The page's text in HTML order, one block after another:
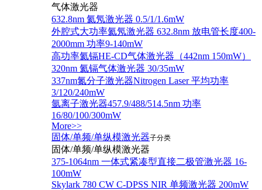
气体激光器
632.8nm 氦氖激光器 0.5/1/1.6mW
外腔式大功率氦氖激光器 632.8nm 放电管长度400-
2000mm 功率9-140mW
高功率氦镉HE-CD气体激光器（442nm 150mW）
320nm 氦镉气体激光器 30/35mW
337nm氮分子激光器Nitrogen Laser 平均功率
3/120/240mW
氩离子激光器457.9/488/514.5nm 功率
16/80/100/300mW
More>>
固体/单频/单纵模激光器子分类
固体/单频/单纵模激光器
375-1064nm 一体式紧凑型直接二极管激光器 16-
100mW
Skylark 780 CW C-DPSS NIR 单频激光器 200mW